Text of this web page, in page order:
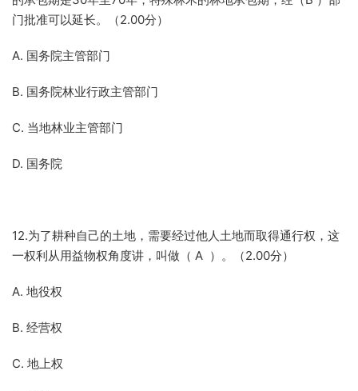
门批准可以延长。（2.00分）
A. 国务院主管部门
B. 国务院林业行政主管部门
C. 当地林业主管部门
D. 国务院
12.为了耕种自己的土地，需要经过他人土地而取得通行权，这
一权利从用益物权角度讲，叫做（ A ）。（2.00分）
A. 地役权
B. 经营权
C. 地上权